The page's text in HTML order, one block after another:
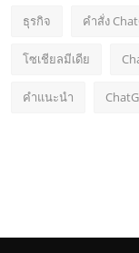
ธุรกิจ คำสั่ง
โซเชียลมีเดีย
คำแนะนำ